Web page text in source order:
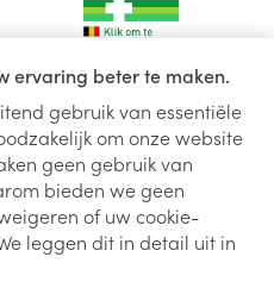
ervaring beter te maken.
gebruik van essentiële
om onze website
geen gebruik van
bieden we geen
of uw cookie-
leggen dit in detail uit in